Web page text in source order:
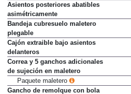
Asientos posteriores abatibles
asimétricamente
Bandeja cubresuelo maletero
plegable
Cajón extraible bajo asientos
delanteros
Correa y 5 ganchos adicionales
de sujeción en maletero
Paquete maletero
Gancho de remolque con bola